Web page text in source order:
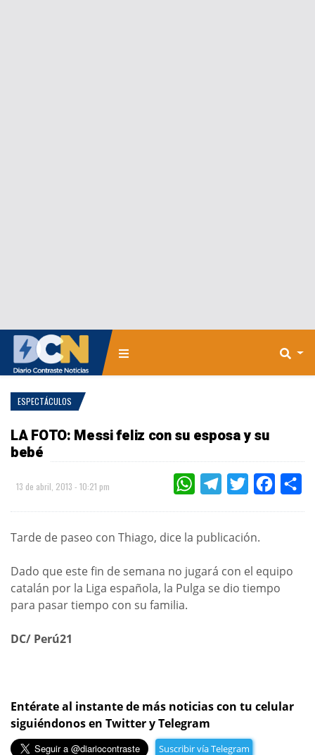
ESPECTÁCULOS
LA FOTO: Messi feliz con su esposa y su
bebé
13 de abril, 2013 - 10:21 pm WHATSAPPTELEGRAMTWITTER
Tarde de paseo con Thiago, dice la publicación.
Dado que este fin de semana no jugará con el equipo
catalán por la Liga española, la Pulga se dio tiempo
para pasar tiempo con su familia.
DC/ Perú21
Entérate al instante de más noticias con tu celular
siguiéndonos en Twitter y Telegram
Suscribir vía Telegram